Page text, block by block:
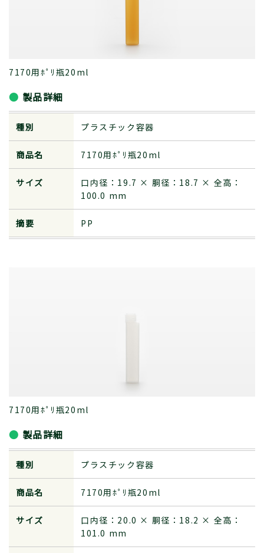
7170用ﾎﾟﾘ瓶20ml
製品詳細
種別 プラスチック容器
商品名 7170用ﾎﾟﾘ瓶20ml
サイズ
口内径：19.7 × 胴径：18.7 × 全高：
100.0 mm
摘要 PP
7170用ﾎﾟﾘ瓶20ml
製品詳細
種別 プラスチック容器
商品名 7170用ﾎﾟﾘ瓶20ml
サイズ
口内径：20.0 × 胴径：18.2 × 全高：
101.0 mm